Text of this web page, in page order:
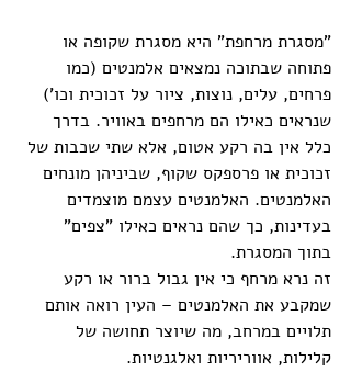
"מסגרת מרחפת" היא מסגרת שקופה או
פתוחה שבתוכה נמצאים אלמנטים (כמו
פרחים, עלים, נוצות, ציור על זכוכית וכו’)
שנראים כאילו הם מרחפים באוויר. בדרך
כלל אין בה רקע אטום, אלא שתי שכבות של
זכוכית או פרספקס שקוף, שביניהן מונחים
האלמנטים. האלמנטים עצמם מוצמדים
בעדינות, כך שהם נראים כאילו "צפים"
בתוך המסגרת.
זה נרא מרחף כי אין גבול ברור או רקע
שמקבע את האלמנטים – העין רואה אותם
תלויים במרחב, מה שיוצר תחושה של
קלילות, אווריריות ואלגנטיות.